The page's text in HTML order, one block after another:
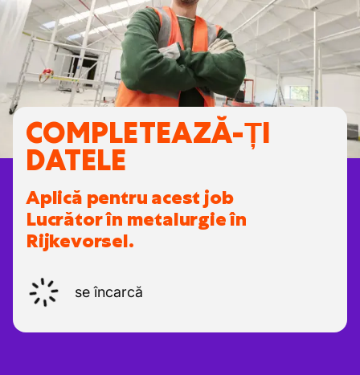
COMPLETEAZĂ-ȚI
DATELE
Aplică pentru acest job
Lucrător în metalurgie în
Rijkevorsel.
se încarcă